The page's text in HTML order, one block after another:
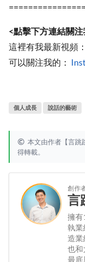
<點擊下方連結關注
這裡有我最新視頻：
可以關注我的：
個人成長 說話的藝術
本文由作者【言跳
得轉載。
創作
言
擁有
執業
造業
也和
最底